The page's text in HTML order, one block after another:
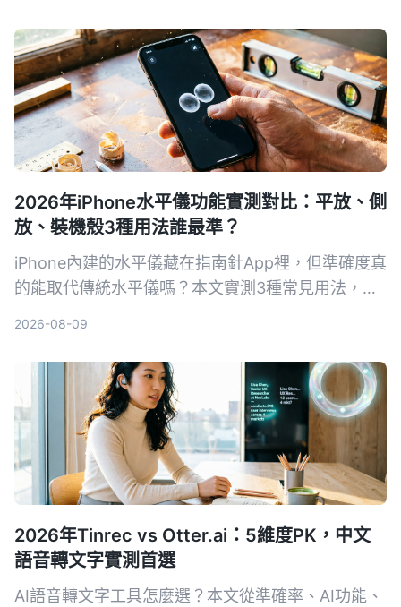
2026年iPhone水平儀功能實測對比：平放、側
放、裝機殼3種用法誰最準？
iPhone內建的水平儀藏在指南針App裡，但準確度真
的能取代傳統水平儀嗎？本文實測3種常見用法，從
2026-08-09
2026年Tinrec vs Otter.ai：5維度PK，中文
語音轉文字實測首選
AI語音轉文字工具怎麼選？本文從準確率、AI功能、